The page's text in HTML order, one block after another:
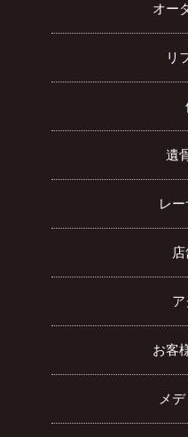
オー
リ
遺
レ
ア
お客
メ